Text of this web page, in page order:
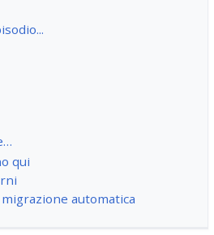
qui
automatica